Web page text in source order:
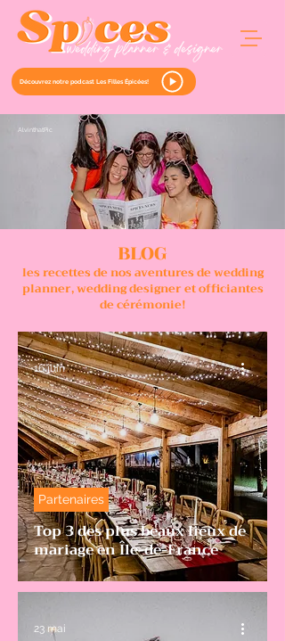
Découvrez notre podcast Les Filles Épicées!
AlvinthatPic
BLOG
les recettes de nos aventures de wedding
planner, wedding designer et officiantes
de cérémonie!
Top 3 des plus beaux lieux de
mariage en Île-de-France
Partenaires
16 juin
23 mai